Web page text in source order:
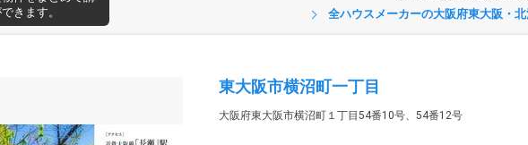
きます。
全ハウスメーカーの大阪府東大阪・
東大阪市横沼町一丁目
大阪府東大阪市横沼町１丁目54番10号、54番12号